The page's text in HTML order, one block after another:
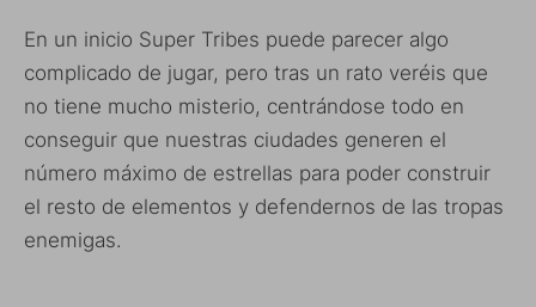
En un inicio Super Tribes puede parecer algo
complicado de jugar, pero tras un rato veréis que
no tiene mucho misterio, centrándose todo en
conseguir que nuestras ciudades generen el
número máximo de estrellas para poder construir
el resto de elementos y defendernos de las tropas
enemigas.